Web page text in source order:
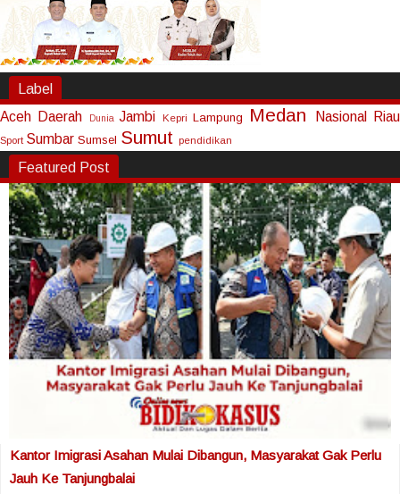
Label
Aceh Daerah Dunia Jambi Kepri Lampung Medan Nasional Riau
Sport Sumbar Sumsel Sumut pendidikan
Featured Post
Kantor Imigrasi Asahan Mulai Dibangun, Masyarakat Gak Perlu
Jauh Ke Tanjungbalai